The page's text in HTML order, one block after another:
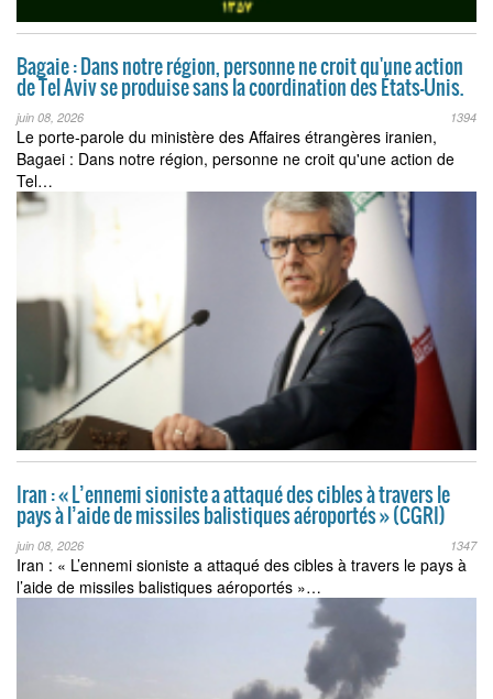
Bagaie : Dans notre région, personne ne croit qu'une action
de Tel Aviv se produise sans la coordination des États-Unis.
juin 08, 2026 1394
Le porte-parole du ministère des Affaires étrangères iranien,
Bagaei : Dans notre région, personne ne croit qu'une action de
Tel…
Iran : « L’ennemi sioniste a attaqué des cibles à travers le
pays à l’aide de missiles balistiques aéroportés » (CGRI)
juin 08, 2026 1347
Iran : « L’ennemi sioniste a attaqué des cibles à travers le pays à
l’aide de missiles balistiques aéroportés »…